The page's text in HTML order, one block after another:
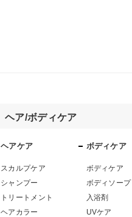
ヘア/ボディケア
ヘアケア
スカルプケア
シャンプー
トリートメント
ヘアカラー
ボディケア
ボディケア
ボディソープ
入浴剤
UVケア